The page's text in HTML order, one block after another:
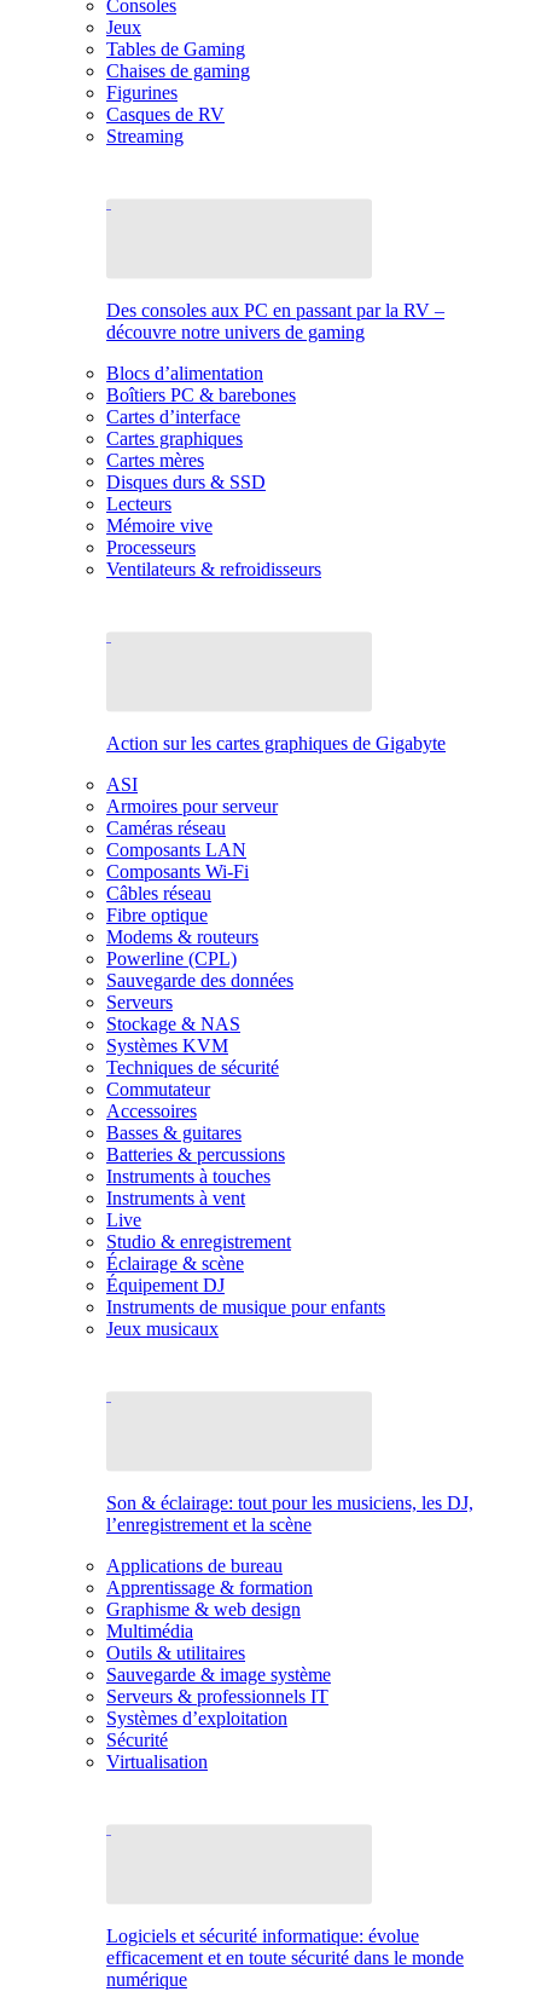
Consoles
Jeux
Tables de Gaming
Chaises de gaming
Figurines
Casques de RV
Streaming
Des consoles aux PC en passant par la RV –
découvre notre univers de gaming
Blocs d’alimentation
Boîtiers PC & barebones
Cartes d’interface
Cartes graphiques
Cartes mères
Disques durs & SSD
Lecteurs
Mémoire vive
Processeurs
Ventilateurs & refroidisseurs
Action sur les cartes graphiques de Gigabyte
ASI
Armoires pour serveur
Caméras réseau
Composants LAN
Composants Wi-Fi
Câbles réseau
Fibre optique
Modems & routeurs
Powerline (CPL)
Sauvegarde des données
Serveurs
Stockage & NAS
Systèmes KVM
Techniques de sécurité
Commutateur
Accessoires
Basses & guitares
Batteries & percussions
Instruments à touches
Instruments à vent
Live
Studio & enregistrement
Éclairage & scène
Équipement DJ
Instruments de musique pour enfants
Jeux musicaux
Son & éclairage: tout pour les musiciens, les DJ,
l’enregistrement et la scène
Applications de bureau
Apprentissage & formation
Graphisme & web design
Multimédia
Outils & utilitaires
Sauvegarde & image système
Serveurs & professionnels IT
Systèmes d’exploitation
Sécurité
Virtualisation
Logiciels et sécurité informatique: évolue
efficacement et en toute sécurité dans le monde
numérique